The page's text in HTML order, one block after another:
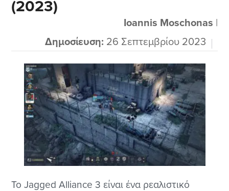
μονάδες τις οποίες θα εξαπολύσουμε προς
εξολόθρευση των εχθρών μας!
(2023)
Ioannis Moschonas |
Δημοσίευση: 26 Σεπτεμβρίου 2023
Το Jagged Alliance 3 είναι ένα ρεαλιστικό